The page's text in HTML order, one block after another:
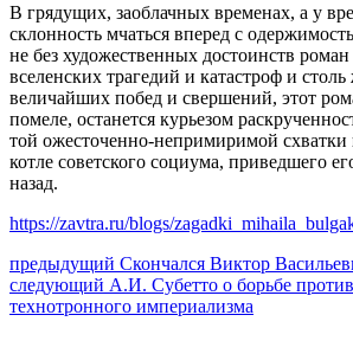
В грядущих, заоблачных временах, а у
склонность мчаться вперед с
не без художественных достоинств
вселенских трагедий и катастроф и
величайших побед и свершений, этот
помеле, останется курьезом
той ожесточенно-непримиримой схватки
котле советского социума, приведшего
назад.
https://zavtra.ru/blogs/
Навигация
по
предыдущий Предыдущий
пост:
Скончался Виктор
следующий Следующее
сообщение:
А.И. Субетто о борьбе
технотронного империализма